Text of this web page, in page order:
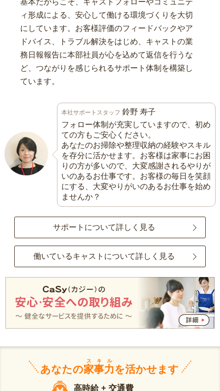
ィ形成による、安心して働ける環境づくりを大切
にしています。お客様評価のフィードバックやア
ドバイス、トラブル解決をはじめ、キャストの業
務日報報告に本部社員が心を込めて返信を行うな
ど、つながりを感じられるサポート体制を構築し
ています。
本社サポートスタッフ 鈴野 寿子
フォロー体制が充実していますので、初め
ての方もご安心ください。
あなたのお掃除や整理収納の経験やスキル
を存分に活かせます。お客様は家事にお困
りの方が多いので、大変感謝されるやりが
いのあるお仕事です。お客様の毎日を笑顔
にする、大変やりがいのあるお仕事を始め
ませんか？
サポートについて詳しく見る
働いているキャストについて詳しく見る
あなたの家事力
スキル
を活かせます
高時給 + 交通費